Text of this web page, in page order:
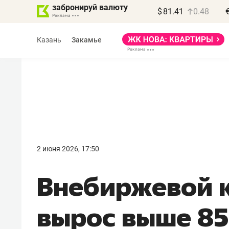
забронируй валюту $ 81.41 0.48
Казань Закамье
2 июня 2026, 17:50
Внебиржевой
вырос выше
правил, бизнес может
потерять минимум